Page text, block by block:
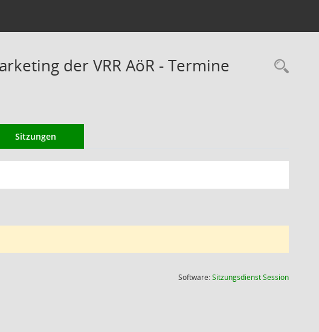
der VRR AöR - Termine
Sitzungen
Software:SitzungsdienstSession(Wird in